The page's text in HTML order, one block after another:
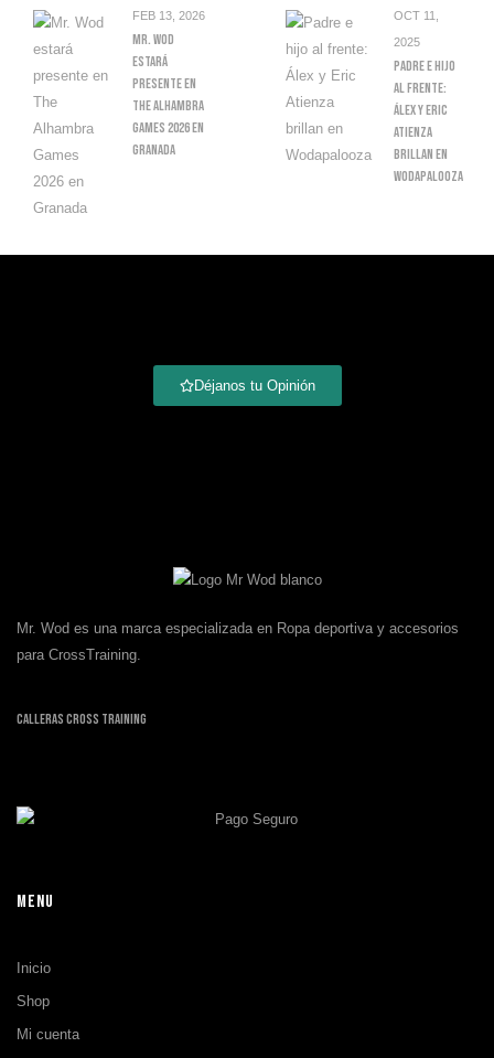
FEB 13, 2026
Mr. Wod
Estará
Presente En
The Alhambra
Games 2026 En
Granada
OCT 11,
2025
Padre E Hijo
Al Frente:
Álex Y Eric
Atienza
Brillan En
Wodapalooza
Déjanos tu Opinión
Mr. Wod es una marca especializada en Ropa deportiva y accesorios
para CrossTraining.
Calleras Cross Training
MENU
Inicio
Shop
Mi cuenta